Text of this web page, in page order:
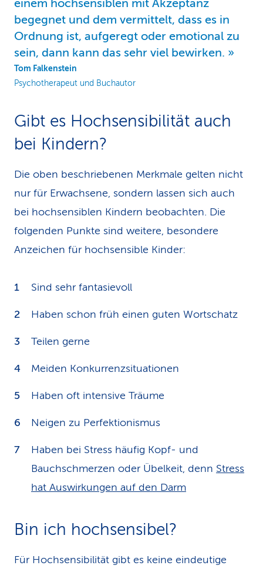
einem hochsensiblen mit Akzeptanz
begegnet und dem vermittelt, dass es in
Ordnung ist, aufgeregt oder emotional zu
sein, dann kann das sehr viel bewirken.
Tom Falkenstein
Psychotherapeut und Buchautor
Gibt es Hochsensibilität auch
bei Kindern?
Die oben beschriebenen Merkmale gelten nicht
nur für Erwachsene, sondern lassen sich auch
bei hochsensiblen Kindern beobachten. Die
folgenden Punkte sind weitere, besondere
Anzeichen für hochsensible Kinder:
Sind sehr fantasievoll
Haben schon früh einen guten Wortschatz
Teilen gerne
Meiden Konkurrenzsituationen
Haben oft intensive Träume
Neigen zu Perfektionismus
Haben bei Stress häufig Kopf- und
Bauchschmerzen oder Übelkeit, denn Stress
hat Auswirkungen auf den Darm
Bin ich hochsensibel?
Für Hochsensibilität gibt es keine eindeutige